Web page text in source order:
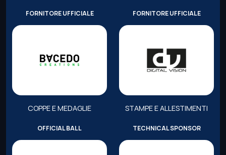
FORNITORE UFFICIALE
COPPE E MEDAGLIE
FORNITORE UFFICIALE
STAMPE E ALLESTIMENTI
OFFICIAL BALL TECHNICAL SPONSOR